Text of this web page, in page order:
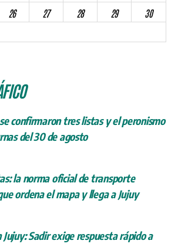
26 27 28 29
30
confirmaron tres listas y el peronismo
del 30 de agosto
la norma oficial de transporte
ordena el mapa y llega a Jujuy
Jujuy: Sadir exige respuesta rápido a